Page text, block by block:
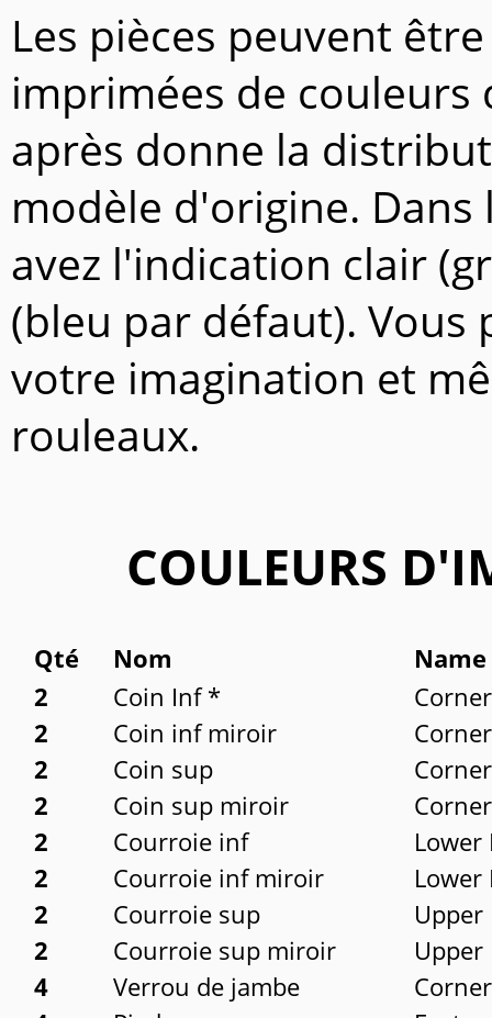
Les pièces peuvent
imprimées de couleurs
après donne la
modèle d'origine.
avez l'indication clair
(bleu par défaut).
votre imagination et
rouleaux.
COULEURS
Qté Nom
Name
2
Coin Inf *
2
Coin inf miroir
2
Coin sup
2
Coin sup miroir
2
Courroie inf
Lower
2
Courroie inf miroir
2
Courroie sup
Upper
2
Courroie sup miroir
4
Verrou de jambe